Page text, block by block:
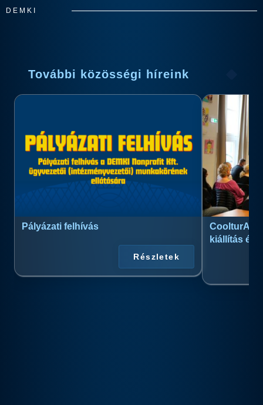
DEMKI
További közösségi híreink
Pályázati felhívás
Részletek
kiállítás és